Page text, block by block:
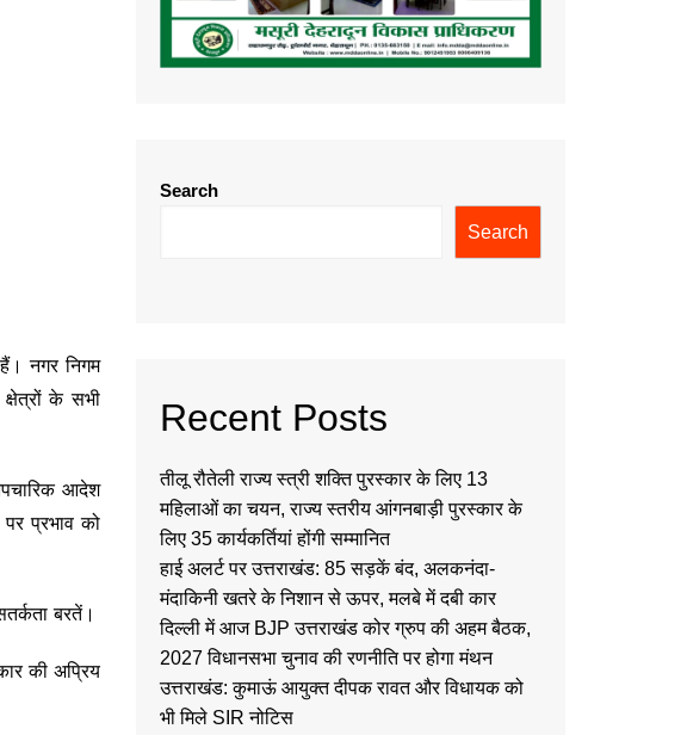
नगर निगम
के सभी
आदेश
प्रभाव को
बरतें।
की अप्रिय
Search
Search
Recent Posts
तीलू रौतेली राज्य स्त्री शक्ति पुरस्कार के लिए 13
महिलाओं का चयन, राज्य स्तरीय आंगनबाड़ी पुरस्कार के
लिए 35 कार्यकर्तियां होंगी सम्मानित
हाई अलर्ट पर उत्तराखंड: 85 सड़कें बंद, अलकनंदा-
मंदाकिनी खतरे के निशान से ऊपर, मलबे में दबी कार
दिल्ली में आज BJP उत्तराखंड कोर ग्रुप की अहम बैठक,
2027 विधानसभा चुनाव की रणनीति पर होगा मंथन
उत्तराखंड: कुमाऊं आयुक्त दीपक रावत और विधायक को
भी मिले SIR नोटिस